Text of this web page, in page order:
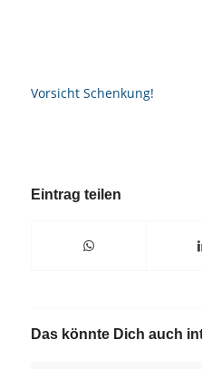
Vorsicht Schenkung!
Eintrag teilen
Das könnte Dich auch